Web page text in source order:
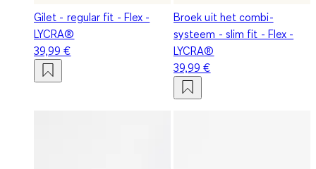
Gilet - regular fit - Flex -
LYCRA®
39,99 €
Broek uit het combi-
systeem - slim fit - Flex -
LYCRA®
39,99 €